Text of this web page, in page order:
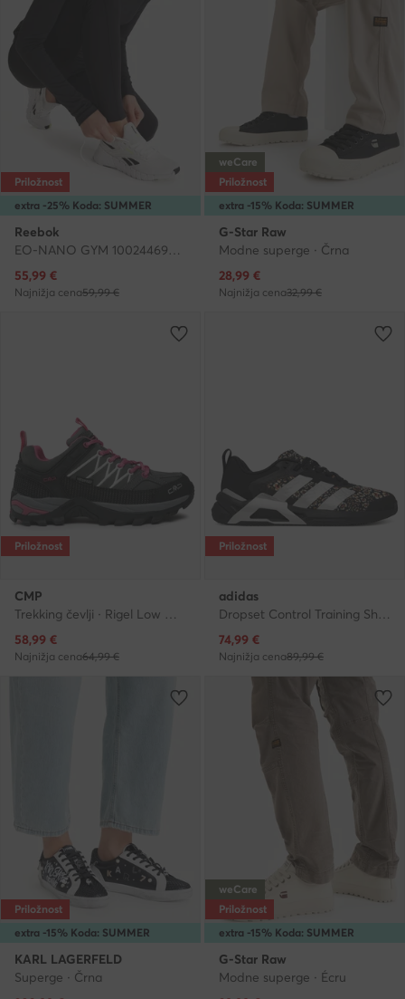
extra -25% Koda: SUMMER
Priložnost
Reebok
EO-NANO GYM 100244690 · Čevlji za telovadbo
Trenutna cena
55,99 €
Najnižja cena59,99 €
extra -15% Koda: SUMMER
weCare
Priložnost
G-Star Raw
Modne superge · Črna
Trenutna cena
28,99 €
Najnižja cena32,99 €
Priložnost
CMP
Trenutna cena
58,99 €
Najnižja cena64,99 €
Priložnost
adidas
Trenutna cena
74,99 €
Najnižja cena89,99 €
extra -15% Koda: SUMMER
Priložnost
KARL LAGERFELD
Superge · Črna
extra -15% Koda: SUMMER
weCare
Priložnost
G-Star Raw
Modne superge · Écru